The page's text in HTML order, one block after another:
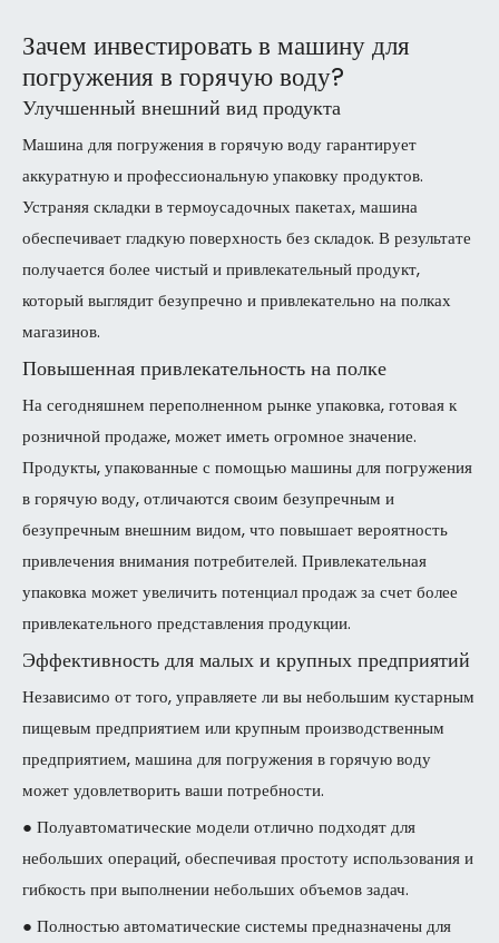
Зачем инвестировать в машину для
погружения в горячую воду?
Улучшенный внешний вид продукта
Машина для погружения в горячую воду гарантирует
аккуратную и профессиональную упаковку продуктов.
Устраняя складки в термоусадочных пакетах, машина
обеспечивает гладкую поверхность без складок. В результате
получается более чистый и привлекательный продукт,
который выглядит безупречно и привлекательно на полках
магазинов.
Повышенная привлекательность на полке
На сегодняшнем переполненном рынке упаковка, готовая к
розничной продаже, может иметь огромное значение.
Продукты, упакованные с помощью машины для погружения
в горячую воду, отличаются своим безупречным и
безупречным внешним видом, что повышает вероятность
привлечения внимания потребителей. Привлекательная
упаковка может увеличить потенциал продаж за счет более
привлекательного представления продукции.
Эффективность для малых и крупных предприятий
Независимо от того, управляете ли вы небольшим кустарным
пищевым предприятием или крупным производственным
предприятием, машина для погружения в горячую воду
может удовлетворить ваши потребности.
● Полуавтоматические модели отлично подходят для
небольших операций, обеспечивая простоту использования и
гибкость при выполнении небольших объемов задач.
● Полностью автоматические системы предназначены для